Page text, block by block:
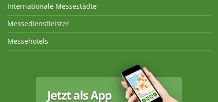
Internationale Messestädte
Messedienstleister
Messehotels